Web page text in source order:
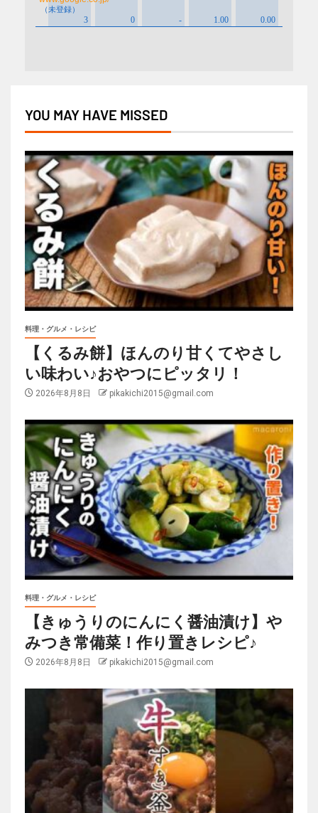
YOU MAY HAVE MISSED
料理・グルメ・レシピ
【くるみ餅】ほんのり甘くてやさし
い味わい♪おやつにピッタリ！
2026年8月8日 pikakichi2015@gmail.com
料理・グルメ・レシピ
【きゅうりのにんにく醤油漬け】や
みつき常備菜！作り置きレシピ♪
2026年8月8日 pikakichi2015@gmail.com